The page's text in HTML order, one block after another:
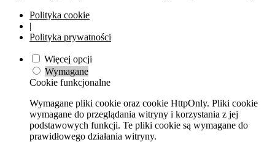
Polityka cookie
|
Polityka prywatności
Więcej opcji
Wymagane
Cookie funkcjonalne
Wymagane pliki cookie oraz cookie HttpOnly. Pliki cookie
wymagane do przeglądania witryny i korzystania z jej
podstawowych funkcji. Te pliki cookie są wymagane do
prawidłowego działania witryny.